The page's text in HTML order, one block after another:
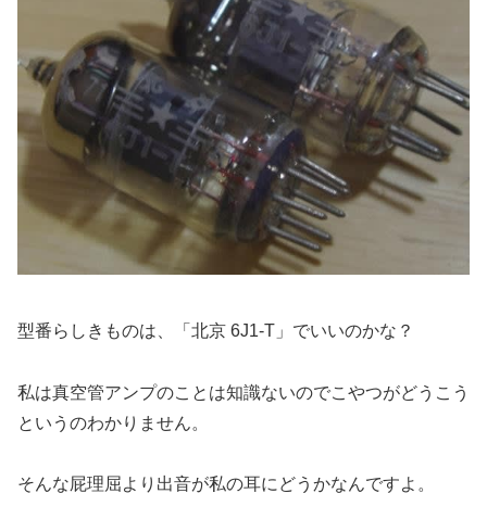
型番らしきものは、「北京 6J1-T」でいいのかな？
私は真空管アンプのことは知識ないのでこやつがどうこう
というのわかりません。
そんな屁理屈より出音が私の耳にどうかなんですよ。